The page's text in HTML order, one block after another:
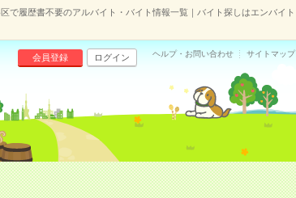
で履歴書不要のアルバイト・バイト情報一覧｜バイト探しはエンバイト
会員登録 ログイン ヘルプ・お問い合わせ サイトマップ